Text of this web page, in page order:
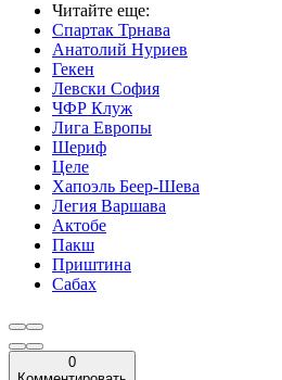
Читайте еще:
Спартак Трнава
Анатолий Нуриев
Гекен
Левски София
ЧФР Клуж
Лига Европы
Шериф
Целе
Хапоэль Беер-Шева
Легия Варшава
Актобе
Пакш
Приштина
Сабах
0